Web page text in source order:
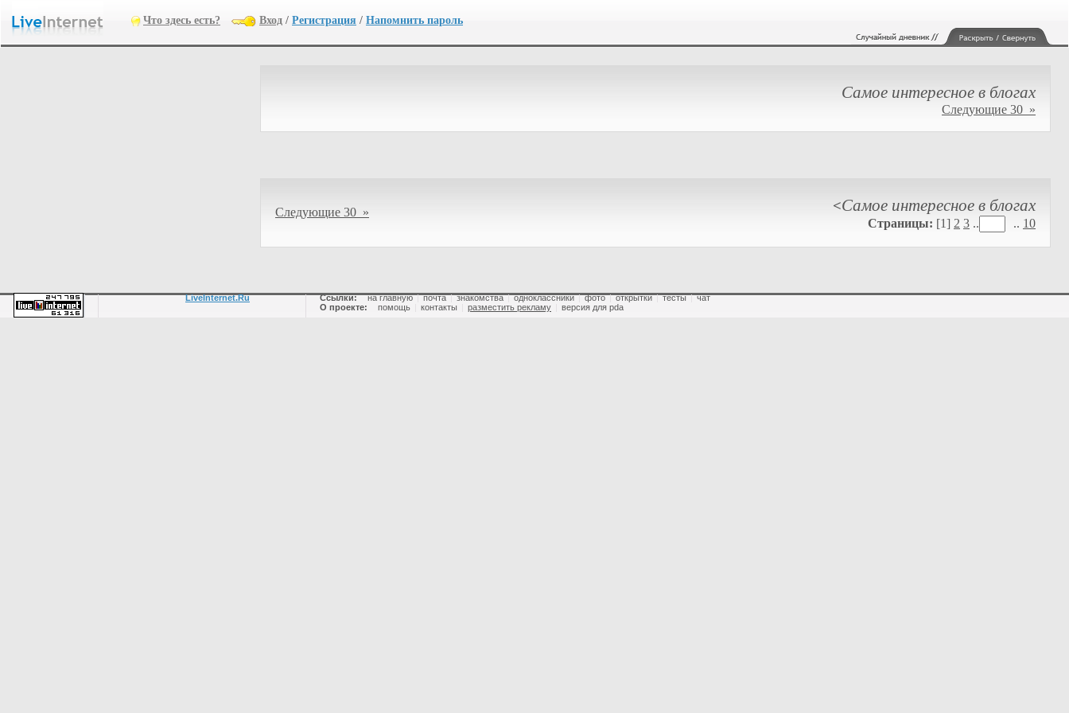
Что здесь есть? Вход / Регистрация / Напомнить пароль
Самое интересное в блогах
Следующие 30 »
Следующие 30 » <Самое интересное в блогах
Страницы: [1] 2 3 .. .. 10
LiveInternet.Ru Ссылки: на главную | почта | знакомства | одноклассники | фото | открытки | тесты | чат
О проекте:
помощь контакты разместить рекламу версия для pda